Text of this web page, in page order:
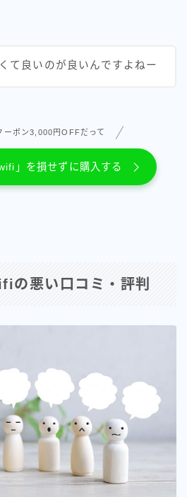
て良いのが良いんですよねー
ーポン3,000円OFFだって
」を損せずに購入する
の悪い口コミ・評判